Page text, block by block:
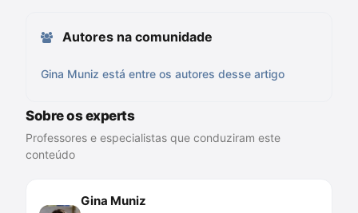
Autores na comunidade
Gina Muniz está entre os autores desse artigo
Sobre os experts
Professores e especialistas que conduziram este
conteúdo
Gina Muniz